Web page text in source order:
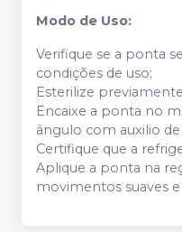
Modo de Uso:
Verifique se a ponta
condições de uso;
Esterilize
Encaixe a ponta no
ângulo com auxilio
Certifique que a
Aplique a ponta na
movimentos suaves